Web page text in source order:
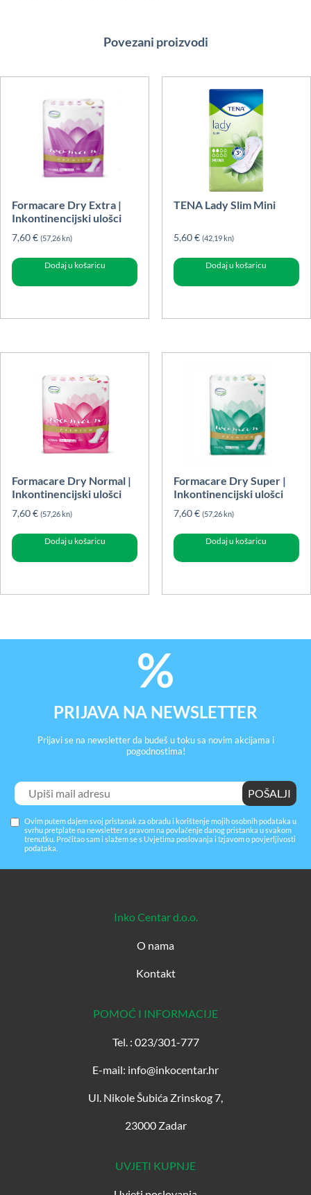
Povezani proizvodi
Formacare Dry Extra |
Inkontinencijski ulošci
7,60€ (57,26 kn)
Dodaj u košaricu
TENA Lady Slim Mini
5,60€ (42,19 kn)
Dodaj u košaricu
Formacare Dry Normal |
Inkontinencijski ulošci
7,60€ (57,26 kn)
Dodaj u košaricu
Formacare Dry Super |
Inkontinencijski ulošci
7,60€ (57,26 kn)
Dodaj u košaricu
PRIJAVA NA NEWSLETTER
Prijavi se na newsletter da budeš u toku sa novim akcijama i
pogodnostima!
Ovim putem dajem svoj pristanak za obradu i korištenje mojih osobnih podataka u
svrhu pretplate na newsletter s pravom na povlačenje danog pristanka u svakom
trenutku. Pročitao sam i slažem se s Uvjetima poslovanja i Izjavom o povjerljivosti
podataka
Inko Centar d.o.o.
O nama
Kontakt
POMOĆ I INFORMACIJE
Tel. : 023/301-777
E-mail: info@inkocentar.hr
Ul. Nikole Šubića Zrinskog 7,
23000 Zadar
UVJETI KUPNJE